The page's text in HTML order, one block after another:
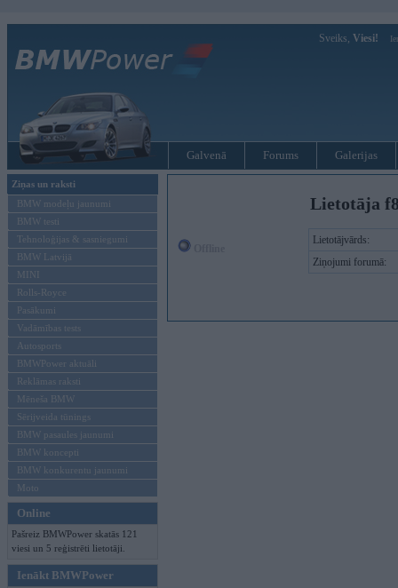
Sveiks, Viesi!
Galvenā Forums Galerijas
Ziņas un raksti
BMW modeļu jaunumi
BMW testi
Tehnoloģijas & sasniegumi
BMW Latvijā
MINI
Rolls-Royce
Pasākumi
Vadāmības tests
Autosports
BMWPower aktuāli
Reklāmas raksti
Mēneša BMW
Sērijveida tūnings
BMW pasaules jaunumi
BMW koncepti
BMW konkurentu jaunumi
Moto
Online
Pašreiz BMWPower skatās 121
viesi un 5 reģistrēti lietotāji.
Ienākt BMWPower
Lietotāja
Lietotājvārds:
Ziņojumi forumā: